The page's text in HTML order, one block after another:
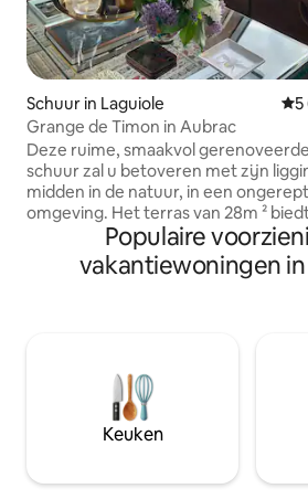
Schuur in Laguiole
5
Grange de Timon in Aubrac
Deze ruime, smaakvol gerenoveerde
schuur zal u betoveren met zijn
midden in de natuur, in een
omgeving. Het terras van 28m ² biedt
een uniek panorama van het bos, je
wordt gesust door het geluid van de
beek onderaan. Er is geen TV, maar
een grote woonkamer met inzetstuk,
een prachtige tuin, is een plek waar
weer wordt opgehangen. Niet over
hoofd gezien.
Populaire
vakantiewoningen
Keuken